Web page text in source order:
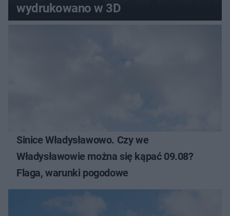
wydrukowano w 3D
Sinice Władysławowo. Czy we
Władysławowie można się kąpać 09.08?
Flaga, warunki pogodowe